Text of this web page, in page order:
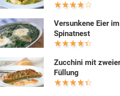
Versunkene Eier im
Spinatnest
Zucchini mit
Füllung